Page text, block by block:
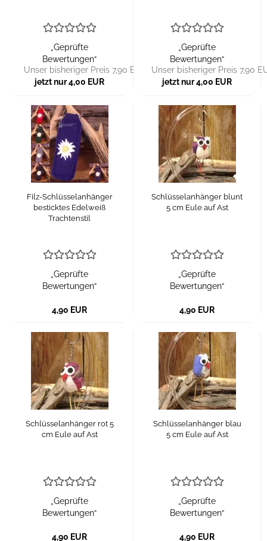
„Geprüfte
Bewertungen“
Unser bisheriger Preis 7,90 EUR
jetzt nur 4,00 EUR
„Geprüfte
Bewertungen“
Unser bisheriger Preis 7,90
jetzt nur 4,00 EUR
Filz-Schlüsselanhänger
besticktes Edelweiß
Trachtenstil
„Geprüfte
Bewertungen“
4,90 EUR
Schlüsselanhänger blunt
5 cm Eule auf Ast
„Geprüfte
Bewertungen“
4,90 EUR
Schlüsselanhänger rot 5
cm Eule auf Ast
„Geprüfte
Bewertungen“
4,90 EUR
Schlüsselanhänger blau
5 cm Eule auf Ast
„Geprüfte
Bewertungen“
4,90 EUR